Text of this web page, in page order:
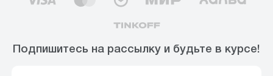
Подпишитесь на рассылку и будьте в курсе!